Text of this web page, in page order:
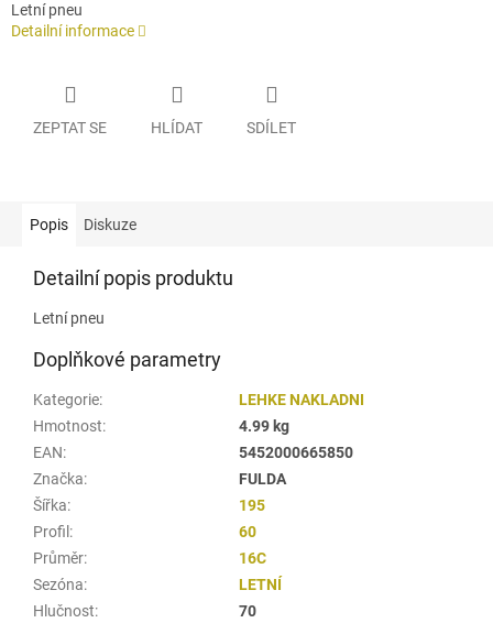
Letní pneu
Detailní informace
ZEPTAT SE HLÍDAT SDÍLET
Popis Diskuze
Detailní popis produktu
Letní pneu
Doplňkové parametry
Kategorie:
LEHKE NAKLADNI
Hmotnost:
4.99 kg
EAN:
5452000665850
Značka:
FULDA
Šířka:
195
Profil :
60
Průměr:
16C
Sezóna:
LETNÍ
Hlučnost:
70